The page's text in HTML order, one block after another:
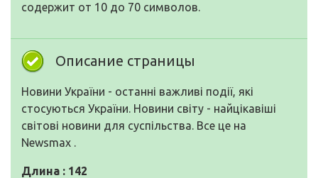
содержит от 10 до 70 символов.
Описание страницы
Новини України - останні важливі події, які
стосуються України. Новини світу - найцікавіші
світові новини для суспільства. Все це на
Newsmax .
Длина : 142